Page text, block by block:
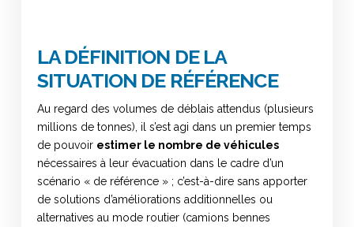
LA DÉFINITION DE LA
SITUATION DE RÉFÉRENCE
Au regard des volumes de déblais attendus (plusieurs
millions de tonnes), il s’est agi dans un premier temps
de pouvoir estimer le nombre de véhicules
nécessaires à leur évacuation dans le cadre d’un
scénario « de référence » ; c’est-à-dire sans apporter
de solutions d’améliorations additionnelles ou
alternatives au mode routier (camions bennes